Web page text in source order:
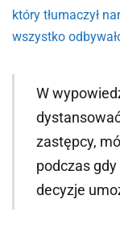
który tłumaczył
wszystko
W
zastępcy,
podczas
decyzje